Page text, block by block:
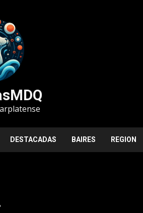
DESTACADAS BAIRES REGION